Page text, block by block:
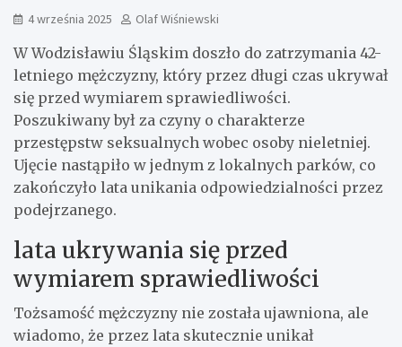
4 września 2025 Olaf Wiśniewski
W Wodzisławiu Śląskim doszło do zatrzymania 42-
letniego mężczyzny, który przez długi czas ukrywał
się przed wymiarem sprawiedliwości.
Poszukiwany był za czyny o charakterze
przestępstw seksualnych wobec osoby nieletniej.
Ujęcie nastąpiło w jednym z lokalnych parków, co
zakończyło lata unikania odpowiedzialności przez
podejrzanego.
lata ukrywania się przed
wymiarem sprawiedliwości
Tożsamość mężczyzny nie została ujawniona, ale
wiadomo, że przez lata skutecznie unikał